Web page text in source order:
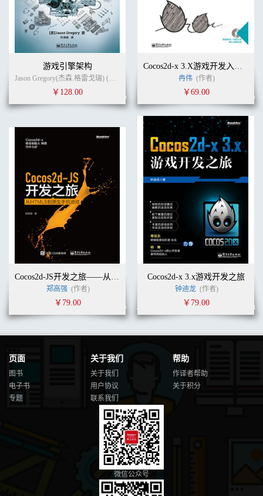
游戏引擎架构
Jason Gregory(杰森.格雷戈瑞) (作者)
￥128.00
Cocos2d-x 3.X游戏开发入门精解(含DVD光盘1张)
冉伟 (作者)
￥69.00
Cocos2d-JS开发之旅——从HTML 5到原生手机游戏
郑高强 (作者)
￥79.00
Cocos2d-x 3.x游戏开发之旅
钟迪龙 (作者)
￥79.00
页面
图书
电子书
专题
关于我们
关于我们
用户协议
联系我们
帮助
作译者帮助
关于积分
微信公众号